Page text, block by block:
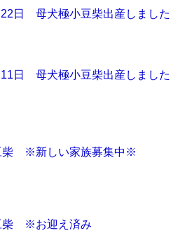
日 母犬極小豆柴出産しました
日 母犬極小豆柴出産しました
柴 ※新しい家族募集中※
柴 ※お迎え済み